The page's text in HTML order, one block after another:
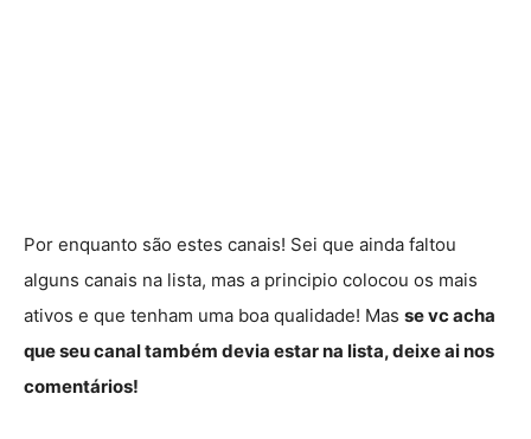
Por enquanto são estes canais! Sei que ainda faltou
alguns canais na lista, mas a principio colocou os mais
ativos e que tenham uma boa qualidade! Mas se vc acha
que seu canal também devia estar na lista, deixe ai nos
comentários!